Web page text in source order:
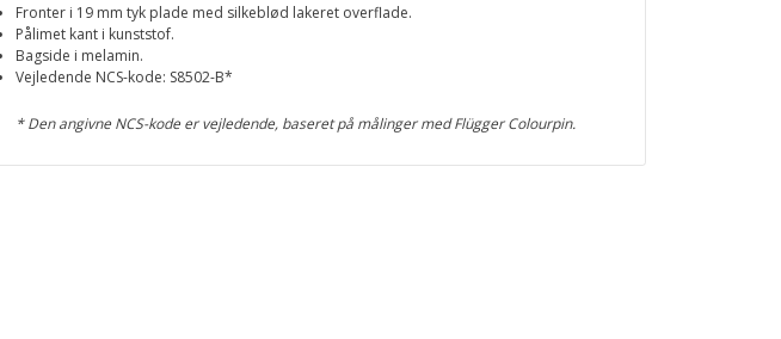
Fronter i 19 mm tyk plade med silkeblød lakeret overflade.
Pålimet kant i kunststof.
Bagside i melamin.
Vejledende NCS-kode: S8502-B*
* Den angivne NCS-kode er vejledende, baseret på målinger med Flügger Colourpin.